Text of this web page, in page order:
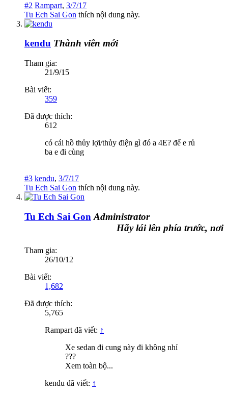
#2 Rampart, 3/7/17
Tu Ech Sai Gon thích nội dung này.
kendu Thành viên mới
Tham gia:
21/9/15
Bài viết:
359
Đã được thích:
612
có cái hồ thủy lợi/thủy điện gì đó a 4E? để e rủ
ba e đi cùng
#3 kendu, 3/7/17
Tu Ech Sai Gon thích nội dung này.
Tu Ech Sai Gon Administrator
Hãy lái lên phía trước, nơi
Tham gia:
26/10/12
Bài viết:
1,682
Đã được thích:
5,765
Rampart đã viết: ↑
Xe sedan đi cung này đi không nhỉ
???
Xem toàn bộ...
kendu đã viết: ↑